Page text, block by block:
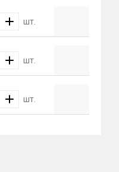
шт.
шт.
шт.